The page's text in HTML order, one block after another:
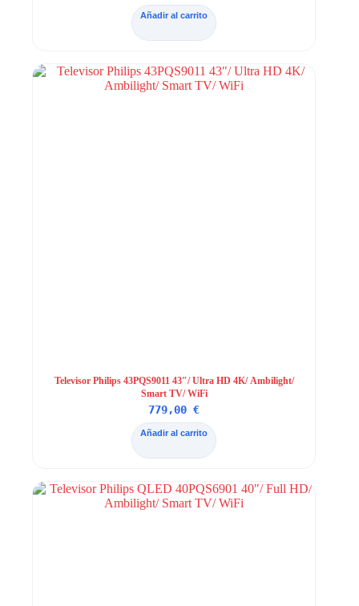
Añadir al carrito
Televisor Philips 43PQS9011 43″/ Ultra HD 4K/ Ambilight/
Smart TV/ WiFi
779,00€
Añadir al carrito